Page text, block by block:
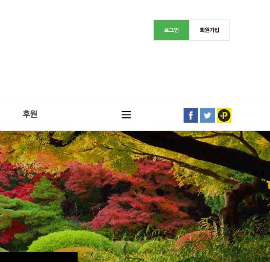
회원가입
로그인
후원